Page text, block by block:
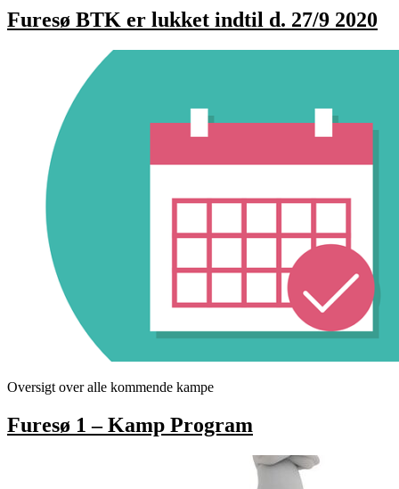
Furesø BTK er lukket indtil d. 27/9 2020
Oversigt over alle kommende kampe
Furesø 1 – Kamp Program